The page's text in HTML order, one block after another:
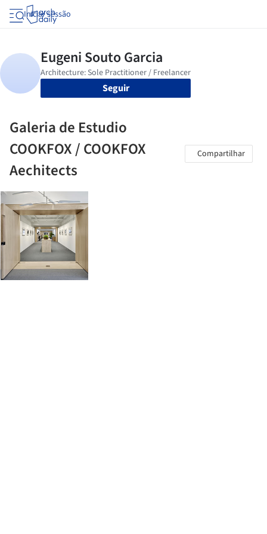
Iniciar sessão
Seguir
Galeria de Estudio
COOKFOX / COOKFOX
Aechitects
Compartilhar